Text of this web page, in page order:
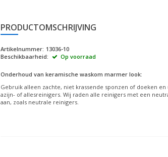
PRODUCTOMSCHRIJVING
Artikelnummer: 13036-10
Beschikbaarheid:
Op voorraad
Onderhoud van keramische waskom marmer look:
Gebruik alleen zachte, niet krassende sponzen of doeken
azijn- of allesreinigers. Wij raden alle reinigers met een
aan, zoals neutrale reinigers.